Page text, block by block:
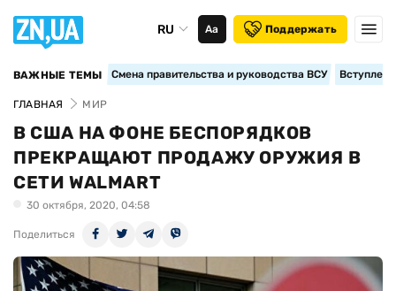
RU Аа Поддержать
ВАЖНЫЕ ТЕМЫ Смена правительства и руководства ВСУ
ГЛАВНАЯ МИР
В США НА ФОНЕ БЕСПОРЯДКОВ
ПРЕКРАЩАЮТ ПРОДАЖУ ОРУЖИЯ В
СЕТИ WALMART
30 октября, 2020, 04:58
Поделиться